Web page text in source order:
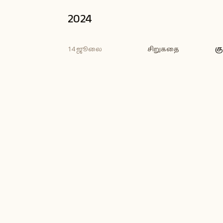
2024
14 ஜூலை சிறுகதை